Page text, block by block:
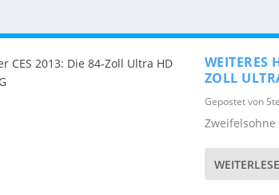
WEITERES
ZOLL
Gepostet von